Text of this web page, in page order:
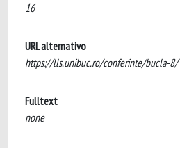
16
URL alternativo
https://lls.unibuc.ro/conferinte/bucla-8/
Fulltext
none